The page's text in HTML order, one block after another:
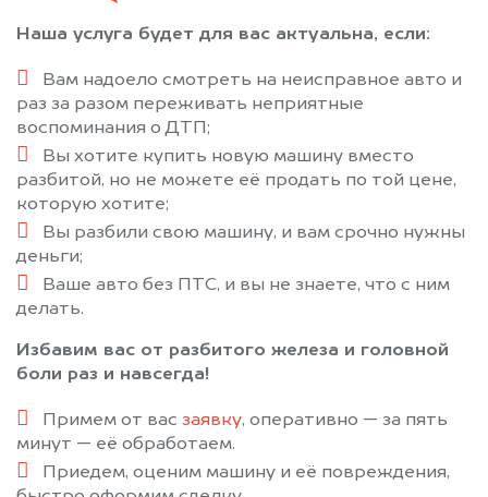
Наша услуга будет для вас актуальна, если:
Вам надоело смотреть на неисправное авто и
раз за разом переживать неприятные
воспоминания о ДТП;
Вы хотите купить новую машину вместо
разбитой, но не можете её продать по той цене,
которую хотите;
Вы разбили свою машину, и вам срочно нужны
деньги;
Ваше авто без ПТС, и вы не знаете, что с ним
делать.
Избавим вас от разбитого железа и головной
боли раз и навсегда!
Примем от вас заявку, оперативно — за пять
минут — её обработаем.
Приедем, оценим машину и её повреждения,